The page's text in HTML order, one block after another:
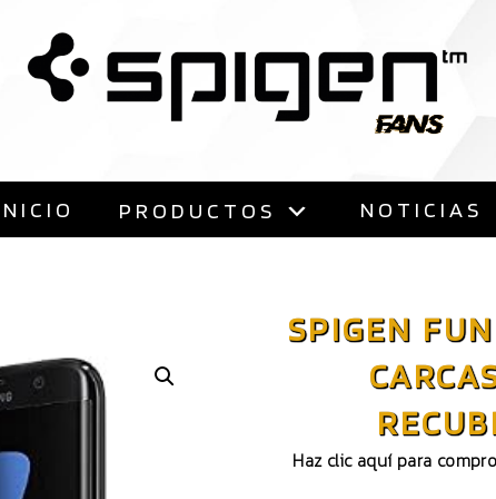
al
contenido
PRODUCTOS NOTICIAS
SPIGEN
Haz clic aquí para